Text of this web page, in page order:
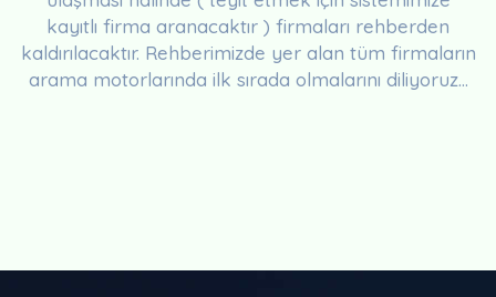
kayıtlı firma aranacaktır ) firmaları rehberden
kaldırılacaktır. Rehberimizde yer alan tüm firmaların
arama motorlarında ilk sırada olmalarını diliyoruz...